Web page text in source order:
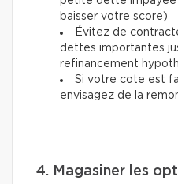
baisser votre score)
Évitez de
dettes importantes
refinancement
Si votre cote est
envisagez de la
4. Magasiner les